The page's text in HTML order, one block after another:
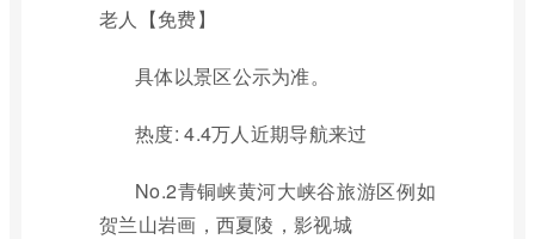
老人【免费】
具体以景区公示为准。
热度: 4.4万人近期导航来过
No.2青铜峡黄河大峡谷旅游区例如
贺兰山岩画，西夏陵，影视城